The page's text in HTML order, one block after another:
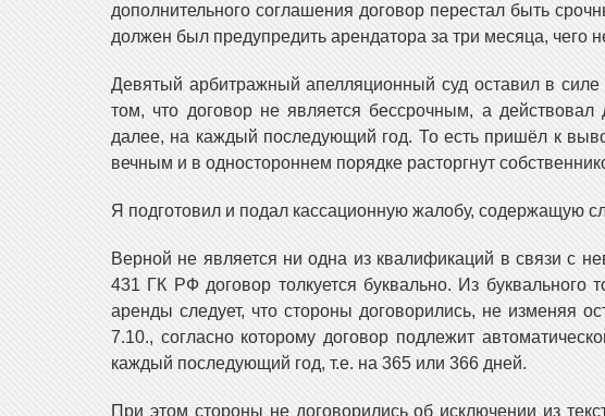
дополнительного соглашения договор перестал быть
должен был предупредить арендатора за три месяца, чего
Девятый арбитражный апелляционный суд оставил в
том, что договор не является бессрочным, а
далее, на каждый последующий год. То есть пришёл к
вечным и в одностороннем порядке расторгнут
Я подготовил и подал кассационную жалобу, содержащую
Верной не является ни одна из квалификаций в связи с
431 ГК РФ договор толкуется буквально. Из буквального
аренды следует, что стороны договорились, не изменяя
7.10., согласно которому договор подлежит
каждый последующий год, т.е. на 365 или 366 дней.
При этом стороны не договорились об исключении из